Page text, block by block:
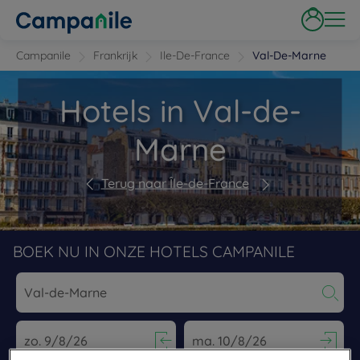
Campanile Frankrijk Ile-De-France Val-De-Marne
Hotels in Val-de-
Marne
Terug naar Île-de-France
BOEK NU IN ONZE HOTELS CAMPANILE